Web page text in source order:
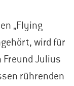
„Flying
wird für
Freund Julius
rührenden